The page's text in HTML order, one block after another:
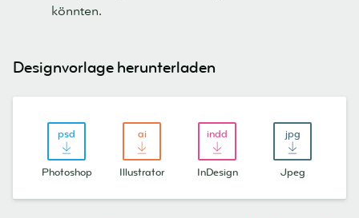
könnten.
Designvorlage herunterladen
Photoshop Illustrator InDesign Jpeg